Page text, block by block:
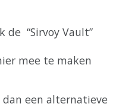
de “Sirvoy Vault”
mee te maken
dan een alternatieve